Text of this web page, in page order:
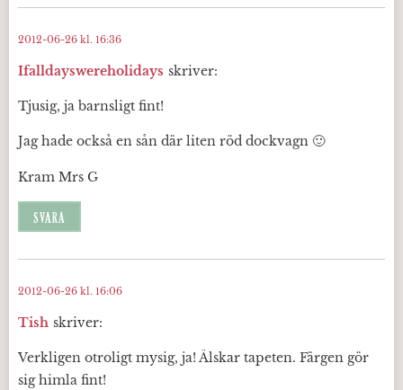
Ifalldayswereholidays skriver:
2012-06-26 kl. 16:36
Tjusig, ja barnsligt fint!
Jag hade också en sån där liten röd dockvagn 🙂
Kram Mrs G
SVARA
Tish skriver:
2012-06-26 kl. 16:06
Verkligen otroligt mysig, ja! Älskar tapeten. Färgen gör
sig himla fint!